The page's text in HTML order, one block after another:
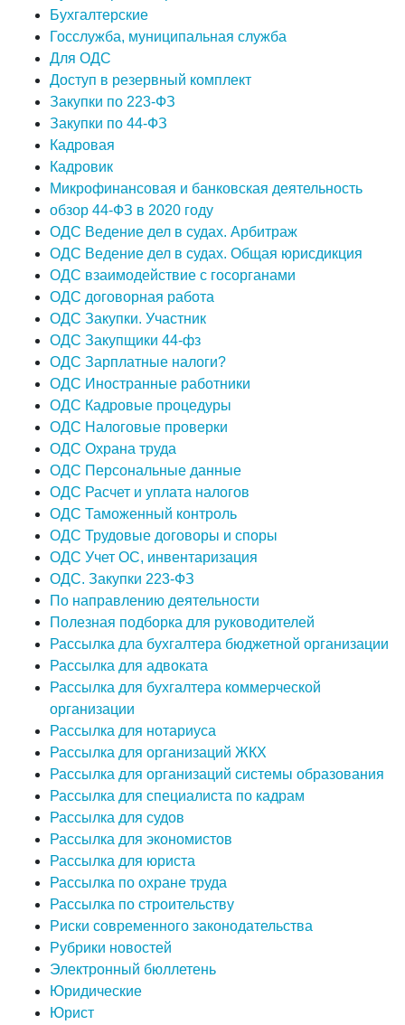
Бухгалтерские
Госслужба, муниципальная служба
Для ОДС
Доступ в резервный комплект
Закупки по 223-ФЗ
Закупки по 44-ФЗ
Кадровая
Кадровик
Микрофинансовая и банковская деятельность
обзор 44-ФЗ в 2020 году
ОДС Ведение дел в судах. Арбитраж
ОДС Ведение дел в судах. Общая юрисдикция
ОДС взаимодействие с госорганами
ОДС договорная работа
ОДС Закупки. Участник
ОДС Закупщики 44-фз
ОДС Зарплатные налоги?
ОДС Иностранные работники
ОДС Кадровые процедуры
ОДС Налоговые проверки
ОДС Охрана труда
ОДС Персональные данные
ОДС Расчет и уплата налогов
ОДС Таможенный контроль
ОДС Трудовые договоры и споры
ОДС Учет ОС, инвентаризация
ОДС. Закупки 223-ФЗ
По направлению деятельности
Полезная подборка для руководителей
Рассылка дла бухгалтера бюджетной организации
Рассылка для адвоката
Рассылка для бухгалтера коммерческой
организации
Рассылка для нотариуса
Рассылка для организаций ЖКХ
Рассылка для организаций системы образования
Рассылка для специалиста по кадрам
Рассылка для судов
Рассылка для экономистов
Рассылка для юриста
Рассылка по охране труда
Рассылка по строительству
Риски современного законодательства
Рубрики новостей
Электронный бюллетень
Юридические
Юрист